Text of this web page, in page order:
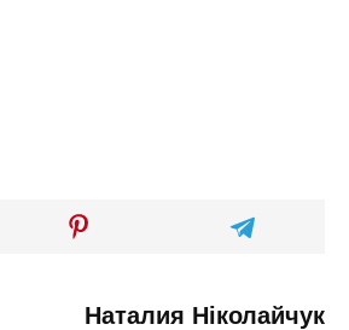
Наталия Ніколайчук